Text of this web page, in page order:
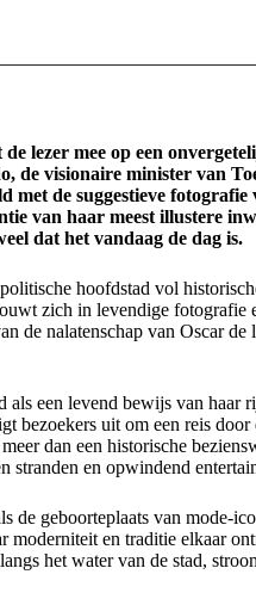
lezer mee op een
de visionaire minister van
de suggestieve
van haar meest illustere
dat het vandaag de dag is.
hoofdstad vol
zich in levendige fotografie
de nalatenschap van Oscar
een levend bewijs van haar
bezoekers uit om een reis
dan een historische
en opwindend
de geboorteplaats van mode-
en traditie elkaar
het water van de stad,